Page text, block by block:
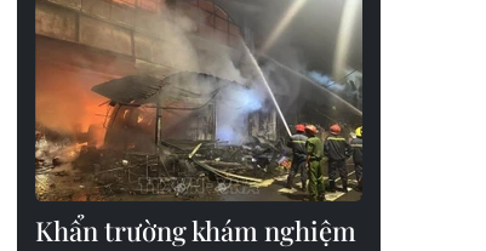
Khẩn trường khám nghiệm